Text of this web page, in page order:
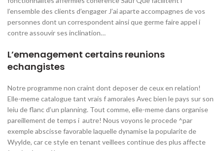
l’ensemble des clients d’engager J’ai aparte accompagnes de vos
personnes dont un correspondent ainsi que germe faire appel i
contre assouvir ses inclination…
L’emenagement certains reunions
echangistes
Notre programme non craint dont deposer de ceux en relation!
Elle-meme catalogue tant vrais f amorales Avec bien le pays sur son
leiu de flanc d’un planning. Tout comme, elle-meme dans organise
pareillement de temps i autre! Nous voyons le procede ^par
exemple abscisse favorable laquelle dynamise la popularite de
Wyylde, car ce style en tenant veillees continue des plus affecte